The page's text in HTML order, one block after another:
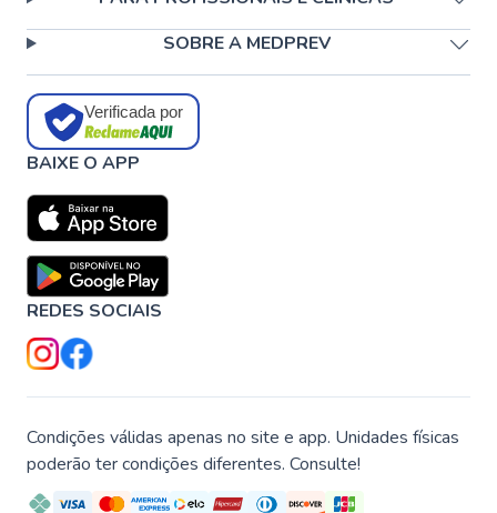
SOBRE A MEDPREV
Verificada por
BAIXE O APP
REDES SOCIAIS
Condições válidas apenas no site e app. Unidades físicas
poderão ter condições diferentes. Consulte!